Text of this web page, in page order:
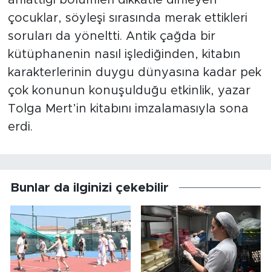
çocuklar, söyleşi sırasında merak ettikleri
soruları da yöneltti. Antik çağda bir
kütüphanenin nasıl işlediğinden, kitabın
karakterlerinin duygu dünyasına kadar pek
çok konunun konuşulduğu etkinlik, yazar
Tolga Mert’in kitabını imzalamasıyla sona
erdi.
Bunlar da ilginizi çekebilir